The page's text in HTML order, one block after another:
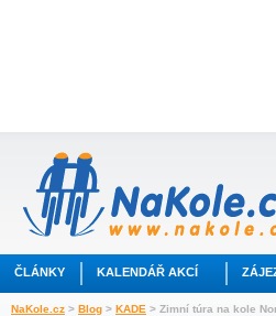
ČLÁNKY KALENDÁŘ AKCÍ
NaKole.cz > Blog > KADE > Zimní túra na kole